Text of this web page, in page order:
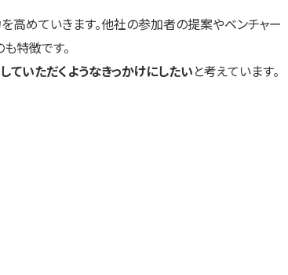
高めていきます。他社の参加者の提案やベンチャー
特徴です。
ていただくようなきっかけにしたいと考えています。